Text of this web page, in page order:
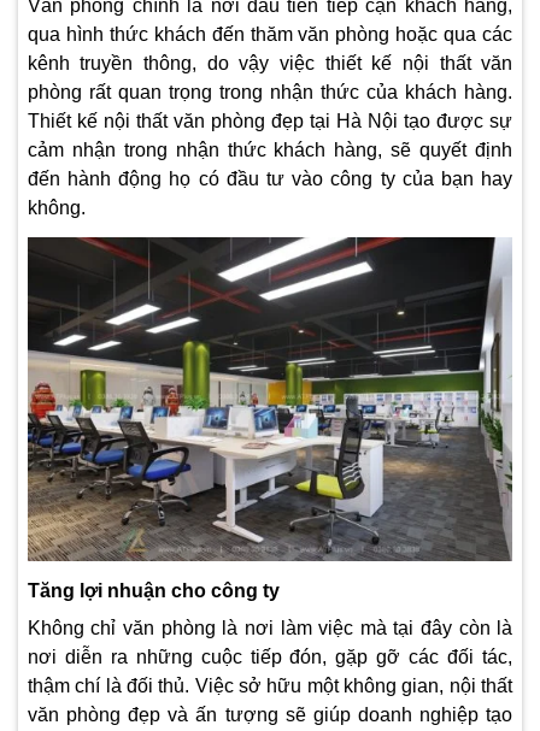
Văn phòng chính là nơi đầu tiên tiếp cận khách hàng,
qua hình thức khách đến thăm văn phòng hoặc qua các
kênh truyền thông, do vậy việc thiết kế nội thất văn
phòng rất quan trọng trong nhận thức của khách hàng.
Thiết kế nội thất văn phòng đẹp tại Hà Nội tạo được sự
cảm nhận trong nhận thức khách hàng, sẽ quyết định
đến hành động họ có đầu tư vào công ty của bạn hay
không.
Tăng lợi nhuận cho công ty
Không chỉ văn phòng là nơi làm việc mà tại đây còn là
nơi diễn ra những cuộc tiếp đón, gặp gỡ các đối tác,
thậm chí là đối thủ. Việc sở hữu một không gian, nội thất
văn phòng đẹp và ấn tượng sẽ giúp doanh nghiệp tạo